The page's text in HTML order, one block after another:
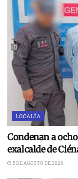
LOCALÍA
Condenan a
exalcalde de
5 DE AGOSTO DE 2026